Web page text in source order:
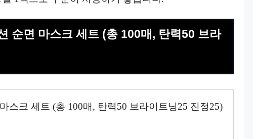
순면 마스크 세트 (총 100매, 탄력50 브라
스크 세트 (총 100매, 탄력50 브라이트닝25 진정25)